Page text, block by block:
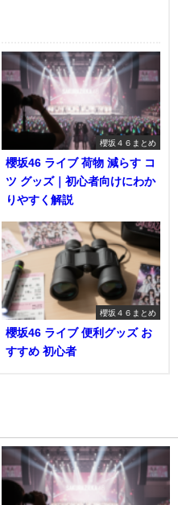
櫻坂４６まとめ
櫻坂46 ライブ 荷物 減らす コ
ツ グッズ｜初心者向けにわか
りやすく解説
櫻坂４６まとめ
櫻坂46 ライブ 便利グッズ お
すすめ 初心者